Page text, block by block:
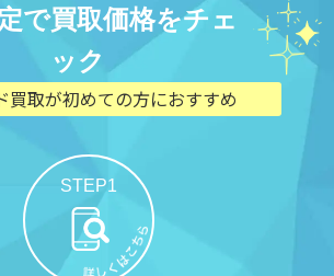
で買取価格をチェ
ック
買取が初めての方におすすめ
STEP1